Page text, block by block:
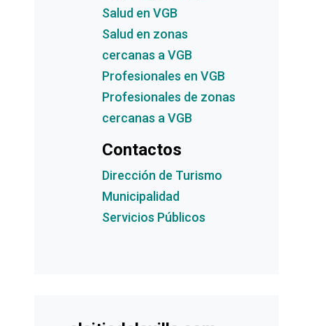
Salud en VGB
Salud en zonas
cercanas a VGB
Profesionales en VGB
Profesionales de zonas
cercanas a VGB
Contactos
Dirección de Turismo
Municipalidad
Servicios Públicos